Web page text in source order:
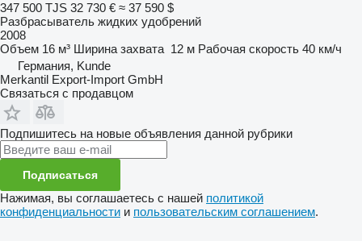
347 500 TJS 32 730 € ≈ 37 590 $
Разбрасыватель жидких удобрений
2008
Объем 16 м³ Ширина захвата 12 м Рабочая скорость 40 км/ч
Германия, Kunde
Merkantil Export-Import GmbH
Связаться с продавцом
Подпишитесь на новые объявления данной рубрики
Подписаться
Нажимая, вы соглашаетесь с нашей политикой
конфиденциальности и пользовательским соглашением.